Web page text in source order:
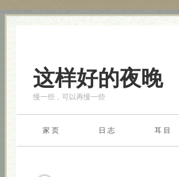
这样好的夜晚
慢一些，可以再慢一些
家 页 日 志 耳 目